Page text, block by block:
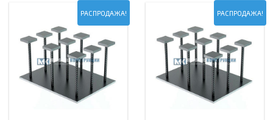
РАСПРОДАЖА! РАСПРОДАЖА!